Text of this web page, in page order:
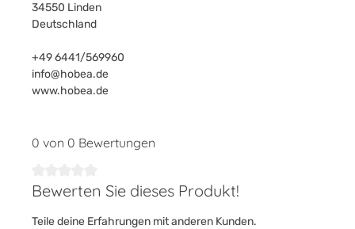
34550 Linden
Deutschland
+49 6441/569960
info@hobea.de
www.hobea.de
0 von 0 Bewertungen
Durchschnittliche Bewertung von 0 von 5 Sternen
Bewerten Sie dieses Produkt!
Teile deine Erfahrungen mit anderen Kunden.